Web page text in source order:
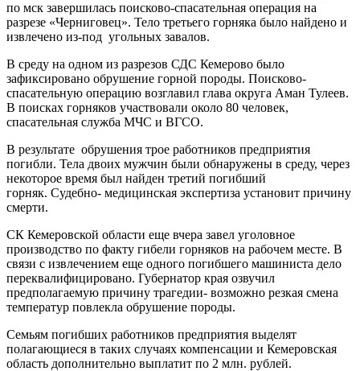
по мск завершилась поисково-спасательная операция на
разрезе «Черниговец». Тело третьего горняка было найдено и
извлечено из-под угольных завалов.
В среду на одном из разрезов СДС Кемерово было
зафиксировано обрушение горной породы. Поисково-
спасательную операцию возглавил глава округа Аман Тулеев.
В поисках горняков участвовали около 80 человек,
спасательная служба МЧС и ВГСО.
В результате обрушения трое работников предприятия
погибли. Тела двоих мужчин были обнаружены в среду, через
некоторое время был найден третий погибший
горняк. Судебно- медицинская экспертиза установит причину
смерти.
СК Кемеровской области еще вчера завел уголовное
производство по факту гибели горняков на рабочем месте. В
связи с извлечением еще одного погибшего машиниста дело
переквалифицировано. Губернатор края озвучил
предполагаемую причину трагедии- возможно резкая смена
температур повлекла обрушение породы.
Семьям погибших работников предприятия выделят
полагающиеся в таких случаях компенсации и Кемеровская
область дополнительно выплатит по 2 млн. рублей.